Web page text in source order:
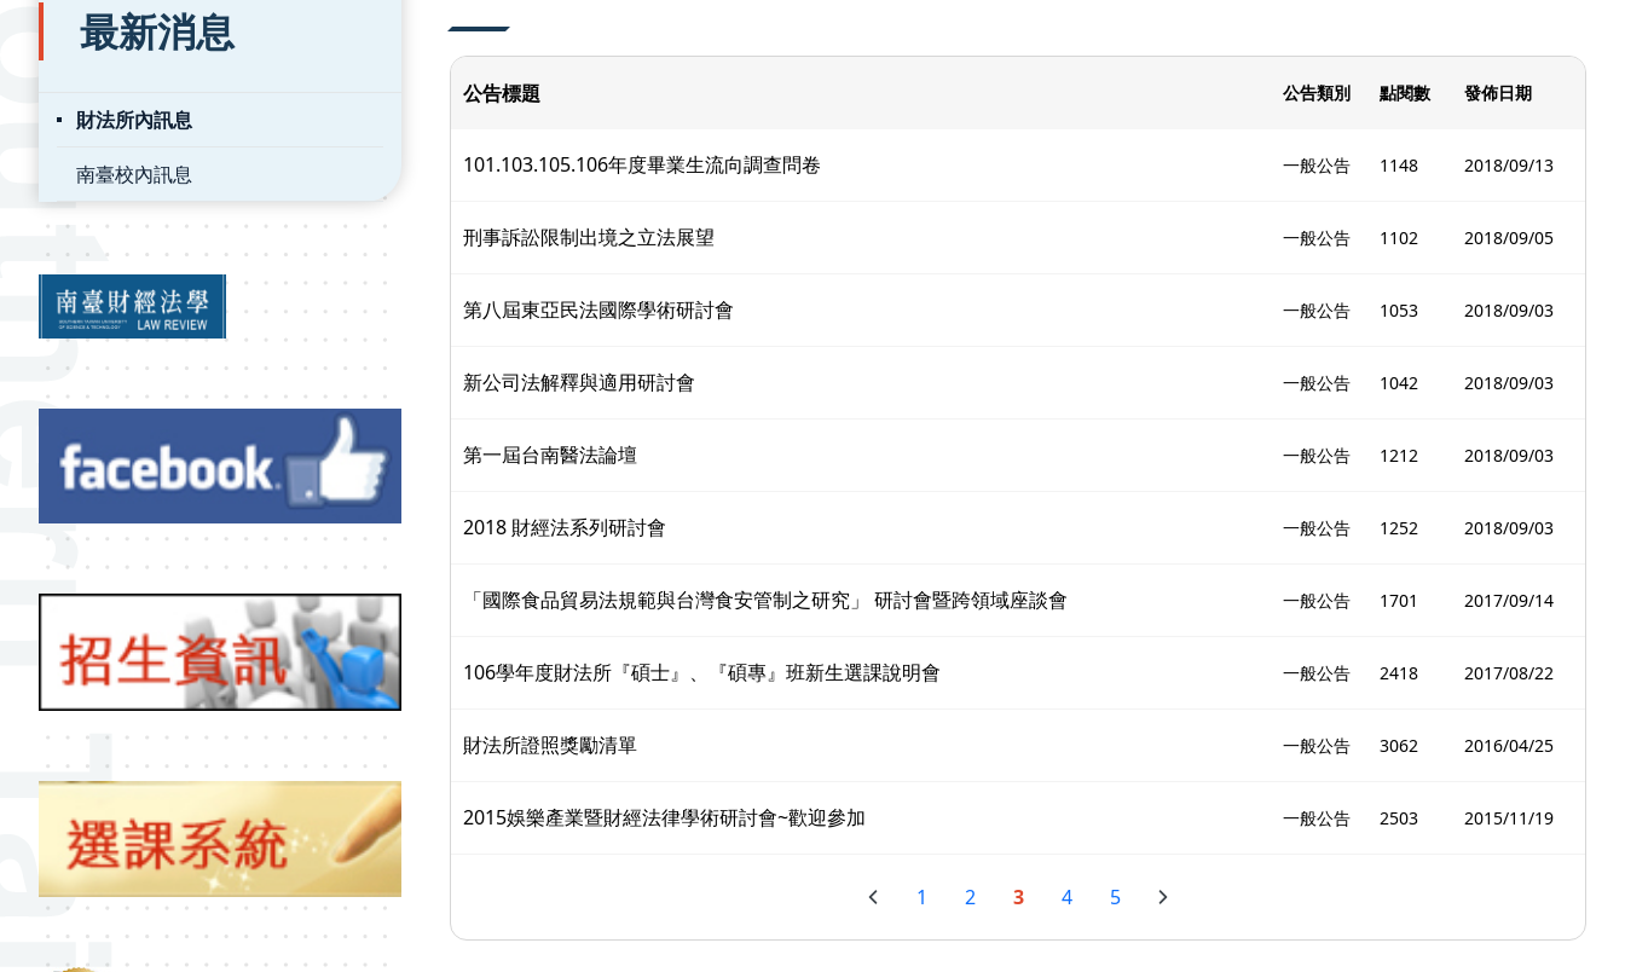
最新消息
財法所內訊息
南臺校內訊息
公告標題 公告類別 點閱數 發佈日期
101.103.105.106年度畢業生流向調查問卷 一般公告 1148 2018/09/13
刑事訴訟限制出境之立法展望 一般公告 1102 2018/09/05
第八屆東亞民法國際學術研討會 一般公告 1053 2018/09/03
新公司法解釋與適用研討會 一般公告 1042 2018/09/03
第一屆台南醫法論壇 一般公告 1212 2018/09/03
2018 財經法系列研討會 一般公告 1252 2018/09/03
「國際食品貿易法規範與台灣食安管制之研究」 研討會暨跨領域座談會 一般公告 1701 2017/09/14
106學年度財法所『碩士』、『碩專』班新生選課說明會 一般公告 2418 2017/08/22
財法所證照獎勵清單 一般公告 3062 2016/04/25
2015娛樂產業暨財經法律學術研討會~歡迎參加 一般公告 2503 2015/11/19
1 2 3 4 5